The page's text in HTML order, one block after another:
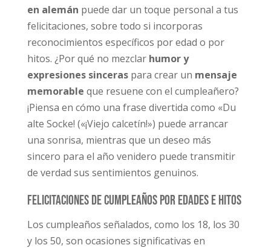
en alemán puede dar un toque personal a tus
felicitaciones, sobre todo si incorporas
reconocimientos específicos por edad o por
hitos. ¿Por qué no mezclar humor y
expresiones sinceraspara crear un mensaje
memorable que resuene con el cumpleañero?
¡Piensa en cómo una frase divertida como «Du
alte Socke! («¡Viejo calcetín!») puede arrancar
una sonrisa, mientras que un deseo más
sincero para el año venidero puede transmitir
de verdad sus sentimientos genuinos.
Felicitaciones de cumpleaños por edades e hitos
Los cumpleaños señalados, como los 18, los 30
y los 50, son ocasiones significativas en